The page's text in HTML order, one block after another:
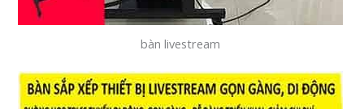
bàn livestream